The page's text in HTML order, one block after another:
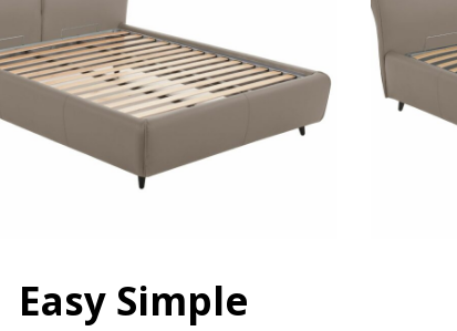
Easy Simple